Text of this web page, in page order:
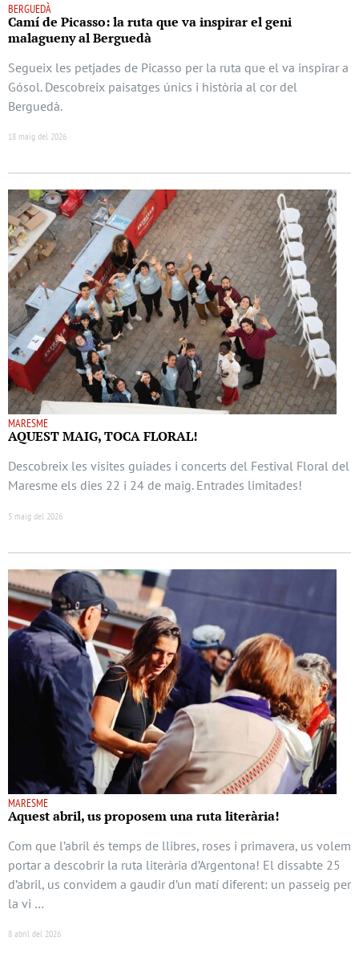
BERGUEDÀ
Camí de Picasso: la ruta que va inspirar el geni
malagueny al Berguedà
Segueix les petjades de Picasso per la ruta que el va inspirar a
Gósol. Descobreix paisatges únics i història al cor del
Berguedà.
18 maig del 2026
MARESME
AQUEST MAIG, TOCA FLORAL!
Descobreix les visites guiades i concerts del Festival Floral del
Maresme els dies 22 i 24 de maig. Entrades limitades!
5 maig del 2026
MARESME
Aquest abril, us proposem una ruta literària!
Com que l’abril és temps de llibres, roses i primavera, us volem
portar a descobrir la ruta literària d’Argentona! El dissabte 25
d’abril, us convidem a gaudir d’un matí diferent: un passeig per
la vi …
8 abril del 2026